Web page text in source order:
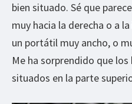
bien situado. Sé que
muy hacia la derecha o a
un portátil muy ancho, o
Me ha sorprendido que
situados en la parte